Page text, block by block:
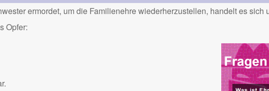
ermordet, um die Familienehre wiederherzustellen, handelt es sich
Opfer: